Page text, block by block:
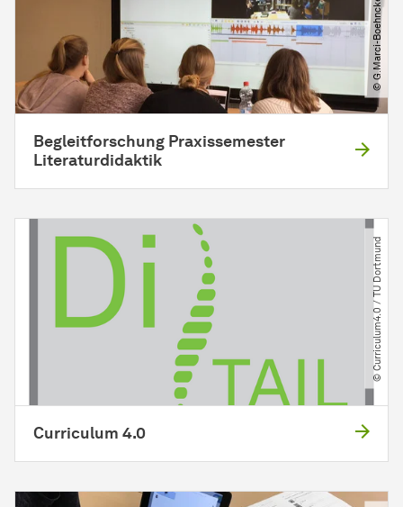
Begleitforschung Praxissemester
Literaturdidaktik
© Curriculum4.0 ​/​ TU Dortmund
Curriculum 4.0